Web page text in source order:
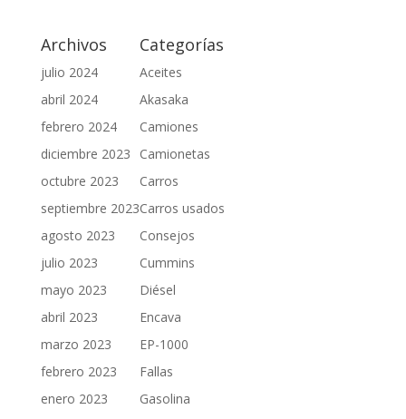
Archivos
julio 2024
abril 2024
febrero 2024
diciembre 2023
octubre 2023
septiembre 2023
agosto 2023
julio 2023
mayo 2023
abril 2023
marzo 2023
febrero 2023
enero 2023
Categorías
Aceites
Akasaka
Camiones
Camionetas
Carros
Carros usados
Consejos
Cummins
Diésel
Encava
EP-1000
Fallas
Gasolina